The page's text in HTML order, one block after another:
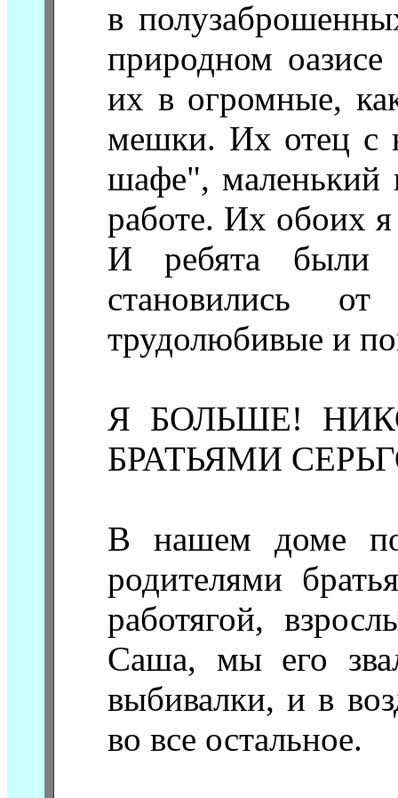
в
природном
их в огромные,
мешки. Их отец с
шафе", маленький
работе. Их обоих я
И ребята были
становились
трудолюбивые и
Я БОЛЬШЕ!
БРАТЬЯМИ
В нашем доме
родителями
работягой,
Саша, мы его
выбивалки, и в
во все остальное.